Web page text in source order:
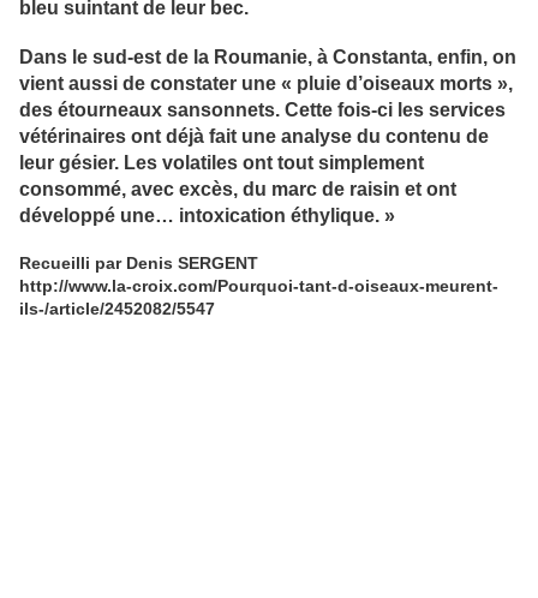
bleu suintant de leur bec.
Dans le sud-est de la Roumanie, à Constanta, enfin, on
vient aussi de constater une « pluie d’oiseaux morts »,
des étourneaux sansonnets. Cette fois-ci les services
vétérinaires ont déjà fait une analyse du contenu de
leur gésier. Les volatiles ont tout simplement
consommé, avec excès, du marc de raisin et ont
développé une… intoxication éthylique. »
Recueilli par Denis SERGENT
http://www.la-croix.com/Pourquoi-tant-d-oiseaux-meurent-
ils-/article/2452082/5547